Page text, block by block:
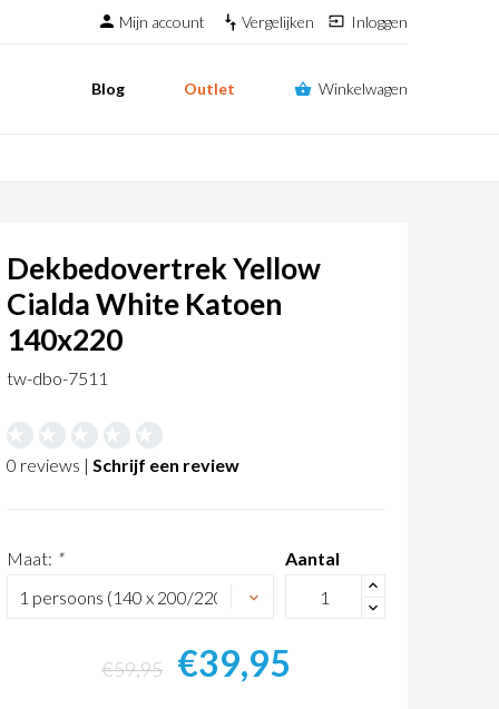
Mijn account Vergelijken Inloggen
Blog Outlet Winkelwagen
Dekbedovertrek Yellow
Cialda White Katoen
140x220
tw-dbo-7511
0 reviews | Schrijf een review
Maat: *
Aantal
+
-
€59,95 €39,95